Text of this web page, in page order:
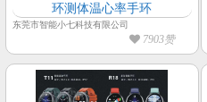
环测体温心率手环
东莞市智能小七科技有限公司
7903赞